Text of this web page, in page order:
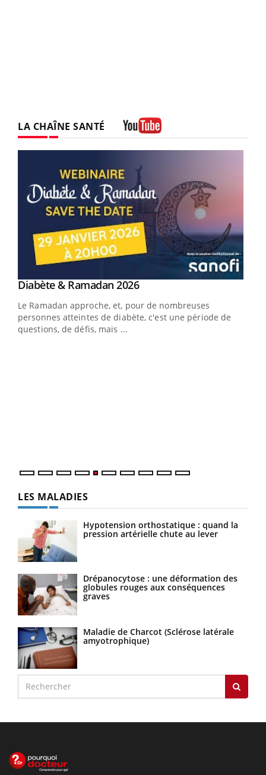
LA CHAÎNE SANTÉ
Youtube
Diabète & Ramadan 2026Youtube
Le Ramadan approche, et, pour de nombreuses
personnes atteintes de diabète, c'est une période de
questions, de défis, mais ...
LES MALADIES
Hypotension orthostatique : quand la
pression artérielle chute au lever
Drépanocytose : une déformation des
globules rouges aux conséquences
graves
Maladie de Charcot (Sclérose latérale
amyotrophique)